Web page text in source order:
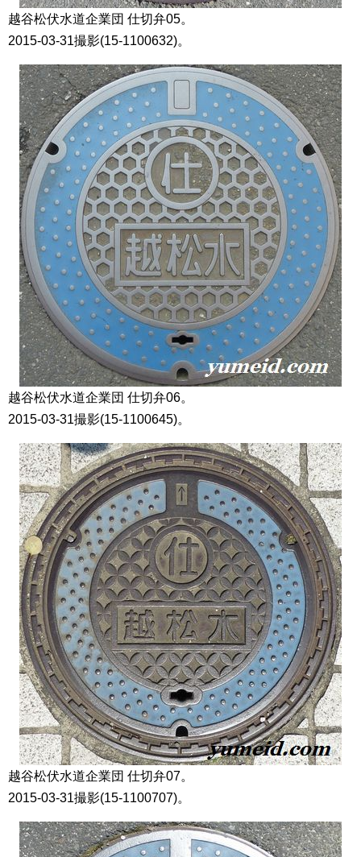
越谷松伏水道企業団 仕切弁05。
2015-03-31撮影(15-1100632)。
越谷松伏水道企業団 仕切弁06。
2015-03-31撮影(15-1100645)。
越谷松伏水道企業団 仕切弁07。
2015-03-31撮影(15-1100707)。